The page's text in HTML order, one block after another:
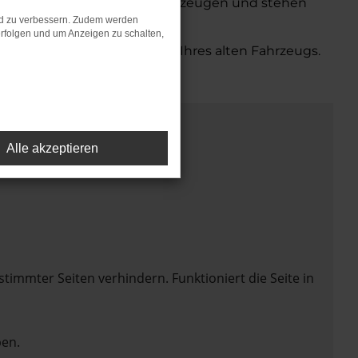
Inzahlungnahme Ihres alten Fahrzeugs.
Seiten verhindern. Funktioniert die Seite in
zu verbessern. Zudem werden
und um Anzeigen zu schalten,
Alle akzeptieren